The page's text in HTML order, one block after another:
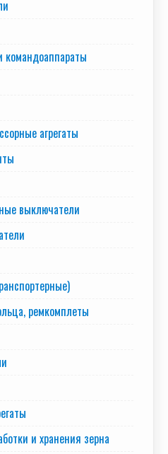
командоаппараты
агрегаты
выключатели
ремкомплеты
и хранения зерна